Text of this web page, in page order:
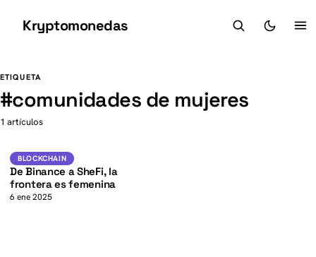
Kryptomonedas
ETIQUETA
#comunidades de mujeres
1 artículos
Blockchain
K
BLOCKCHAIN
De Binance a SheFi, la
frontera es femenina
6 ene 2025